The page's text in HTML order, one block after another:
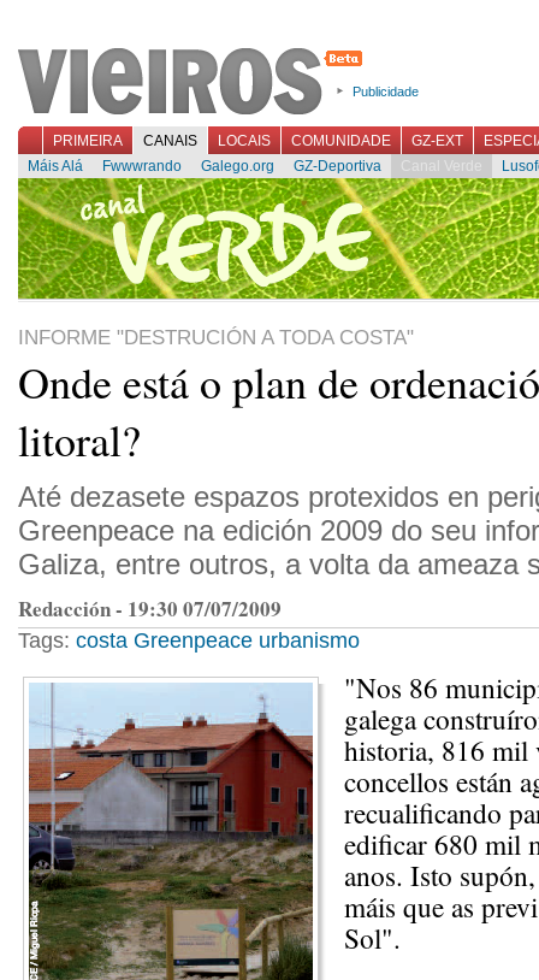
Publicidade
PRIMEIRA CANAIS LOCAIS COMUNIDADE GZ-EXT
Máis Alá
Fwwwrando Galego.org GZ-Deportiva Canal Verde
INFORME "DESTRUCIÓN A TODA COSTA"
Onde está o plan de
litoral?
Até dezasete espazos protexidos en
Greenpeace na edición 2009 do seu
Galiza, entre outros, a volta da ameaza
Redacción - 19:30 07/07/2009
Tags: costa Greenpeace urbanismo
"Nos 86
galega
historia, 816 mil
concellos están
recualificando
edificar 680 mil
anos. Isto
máis que as
Sol".